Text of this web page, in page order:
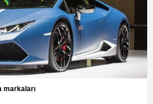
markaları